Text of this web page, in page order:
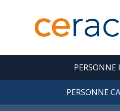
PERSONNE
PERSONNE